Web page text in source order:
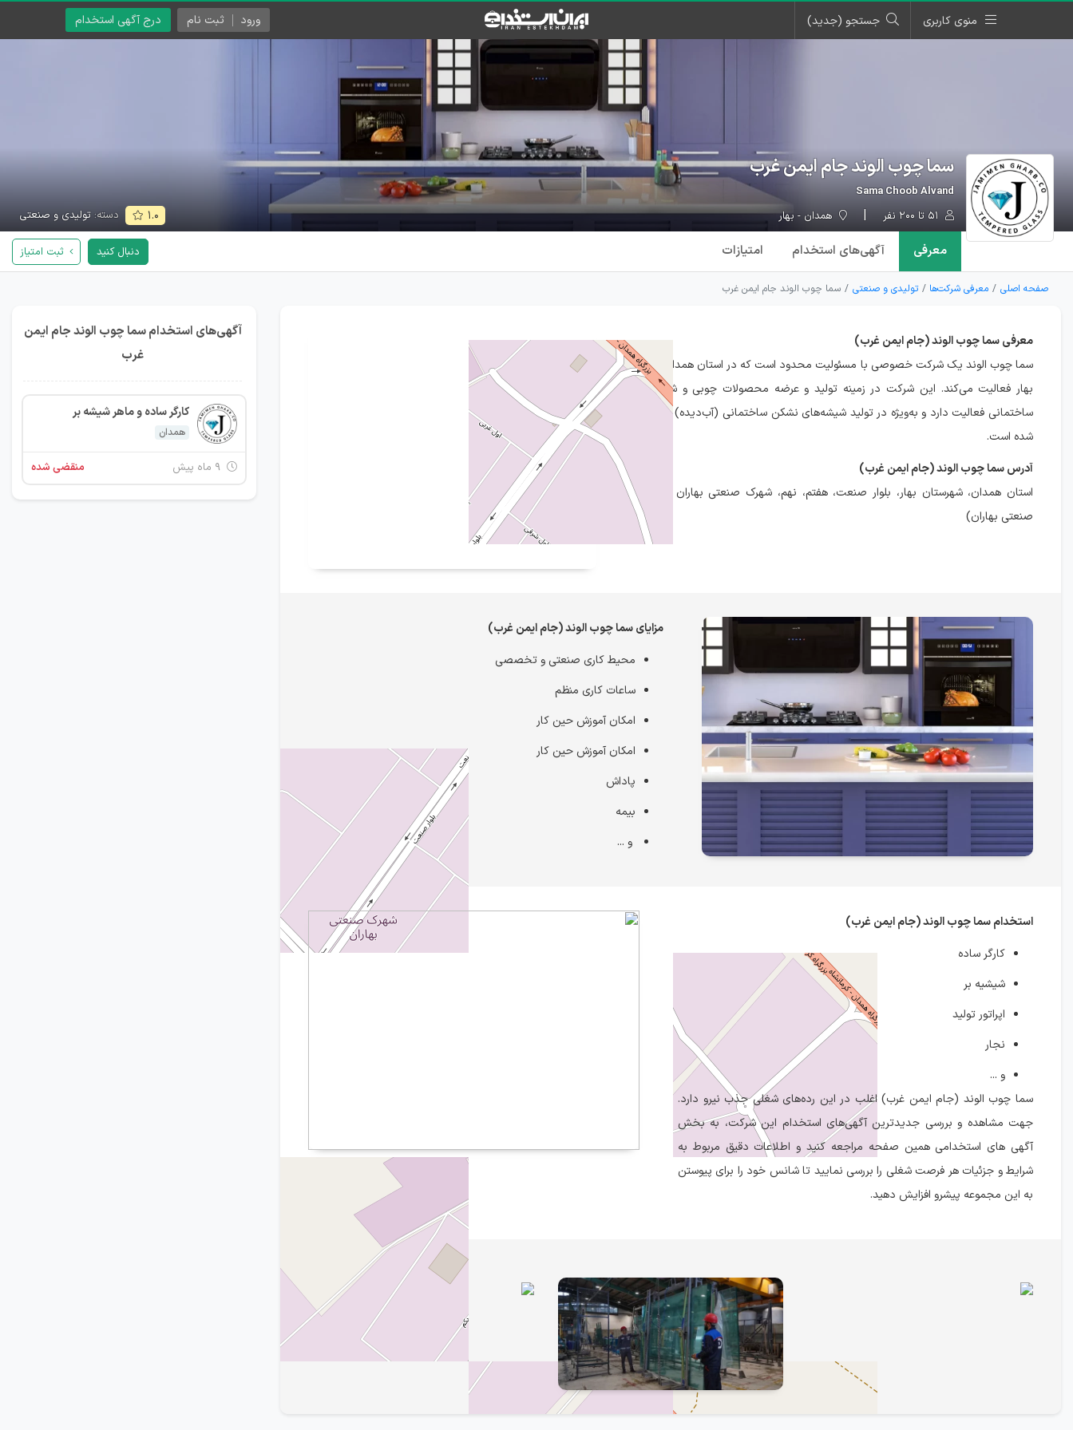
منوی کاربری جستجو (جدید) درج آگهی استخدام ورود ثبت نام
سما چوب الوند جام ایمن غرب
Sama Choob Alvand
همدان - بهار ۱.۰ دسته: تولیدی و صنعتی
معرفی آگهی‌های استخدام امتیازات دنبال کنید ثبت امتیاز
صفحه اصلی معرفی شرکت‌ها تولیدی و صنعتی سما چوب الوند جام ایمن غرب
معرفی سما چوب الوند (جام ایمن غرب)
سما چوب الوند یک شرکت خصوصی با مسئولیت محدود است که در استان همدان، شهر
بهار فعالیت می‌کند. این شرکت در زمینه تولید و عرضه محصولات چوبی و شیشه‌ای
ساختمانی فعالیت دارد و به‌ویژه در تولید شیشه‌های نشکن ساختمانی (آب‌دیده) شناخته
شده است.
آدرس سما چوب الوند (جام ایمن غرب)
استان همدان، شهرستان بهار، بلوار صنعت، هفتم، نهم، شهرک صنعتی بهاران (شهرک
صنعتی بهاران)
مزایای سما چوب الوند (جام ایمن غرب)
محیط کاری صنعتی و تخصصی
ساعات کاری منظم
امکان آموزش حین کار
امکان آموزش حین کار
پاداش
بیمه
و ...
استخدام سما چوب الوند (جام ایمن غرب)
کارگر ساده
شیشیه بر
اپراتور تولید
نجار
و ...
سما چوب الوند (جام ایمن غرب) اغلب در این رده‌های شغلی جذب نیرو دارد.
جهت مشاهده و بررسی جدیدترین آگهی‌های استخدام این شرکت، به بخش
آگهی های استخدامی همین صفحه مراجعه کنید و اطلاعات دقیق مربوط به
شرایط و جزئیات هر فرصت شغلی را بررسی نمایید تا شانس خود را برای پیوستن
به این مجموعه پیشرو افزایش دهید.
آگهی‌های استخدام سما چوب الوند جام ایمن
غرب
کارگر ساده و ماهر شیشه بر
همدان
منقضی شده